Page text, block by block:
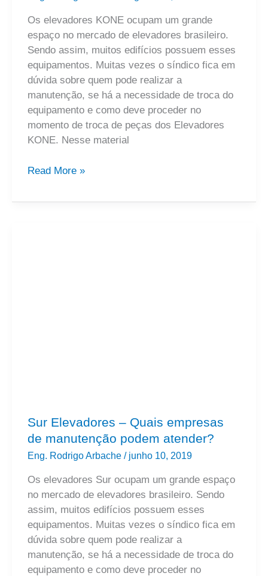
Os elevadores KONE ocupam um grande
espaço no mercado de elevadores brasileiro.
Sendo assim, muitos edifícios possuem esses
equipamentos. Muitas vezes o síndico fica em
dúvida sobre quem pode realizar a
manutenção, se há a necessidade de troca do
equipamento e como deve proceder no
momento de troca de peças dos Elevadores
KONE. Nesse material
Read More »
Sur Elevadores – Quais empresas
de manutenção podem atender?
Eng. Rodrigo Arbache / junho 10, 2019
Os elevadores Sur ocupam um grande espaço
no mercado de elevadores brasileiro. Sendo
assim, muitos edifícios possuem esses
equipamentos. Muitas vezes o síndico fica em
dúvida sobre quem pode realizar a
manutenção, se há a necessidade de troca do
equipamento e como deve proceder no